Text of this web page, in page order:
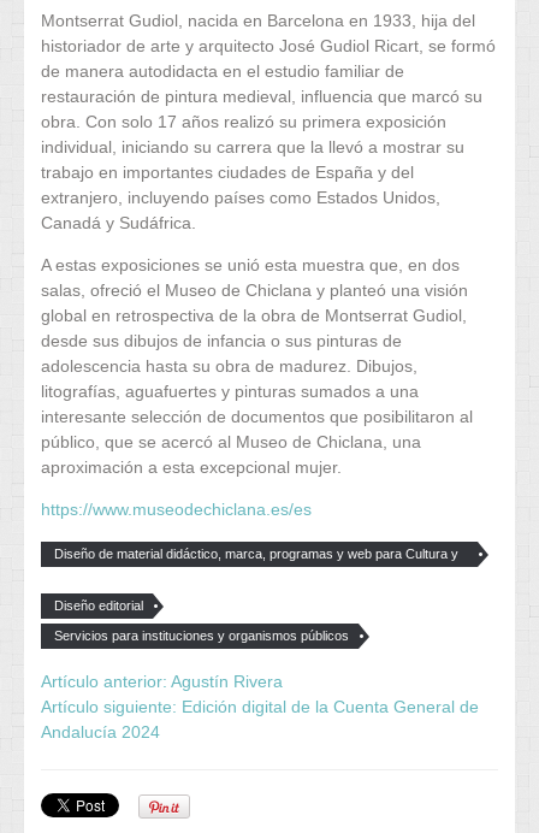
Montserrat Gudiol, nacida en Barcelona en 1933, hija del
historiador de arte y arquitecto José Gudiol Ricart, se formó
de manera autodidacta en el estudio familiar de
restauración de pintura medieval, influencia que marcó su
obra. Con solo 17 años realizó su primera exposición
individual, iniciando su carrera que la llevó a mostrar su
trabajo en importantes ciudades de España y del
extranjero, incluyendo países como Estados Unidos,
Canadá y Sudáfrica.
A estas exposiciones se unió esta muestra que, en dos
salas, ofreció el Museo de Chiclana y planteó una visión
global en retrospectiva de la obra de Montserrat Gudiol,
desde sus dibujos de infancia o sus pinturas de
adolescencia hasta su obra de madurez. Dibujos,
litografías, aguafuertes y pinturas sumados a una
interesante selección de documentos que posibilitaron al
público, que se acercó al Museo de Chiclana, una
aproximación a esta excepcional mujer.
https://www.museodechiclana.es/es
Diseño de material didáctico, marca, programas y web para Cultura y
Diseño editorial
Servicios para instituciones y organismos públicos
Artículo anterior: Agustín Rivera
Artículo siguiente: Edición digital de la Cuenta General de
Andalucía 2024